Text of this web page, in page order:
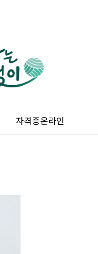
자격증온라인